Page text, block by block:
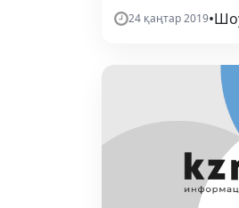
24 қаңтар 2019•